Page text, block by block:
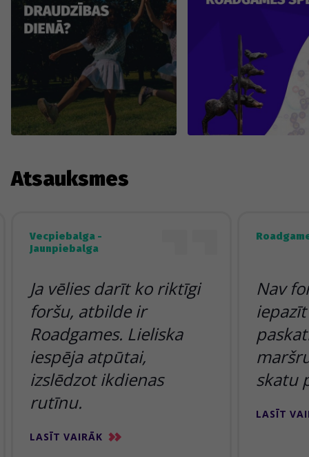
Atsauksmes
Vecpiebalga -
Jaunpiebalga
Ja vēlies darīt ko riktīgi
foršu, atbilde ir
Roadgames. Lieliska
iespēja atpūtai,
izslēdzot ikdienas
rutīnu.
LASĪT VAIRĀK
Nav
skatu
LASĪT